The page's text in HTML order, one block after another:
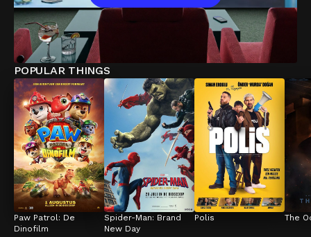
POPULAR THINGS
Paw Patrol: De
Dinofilm
Spider-Man: Brand
New Day
Polis The